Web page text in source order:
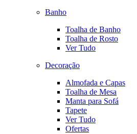
Banho
Toalha de Banho
Toalha de Rosto
Ver Tudo
Decoração
Almofada e Capas
Toalha de Mesa
Manta para Sofá
Tapete
Ver Tudo
Ofertas